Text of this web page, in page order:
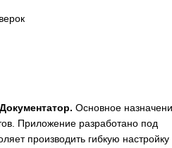
Документатор. Основное
Приложение разработано под
производить гибкую настройку